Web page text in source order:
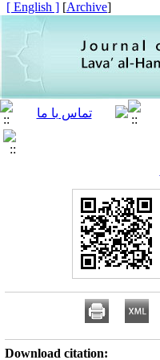
[
Archive
]
[ English ]
Download citation: